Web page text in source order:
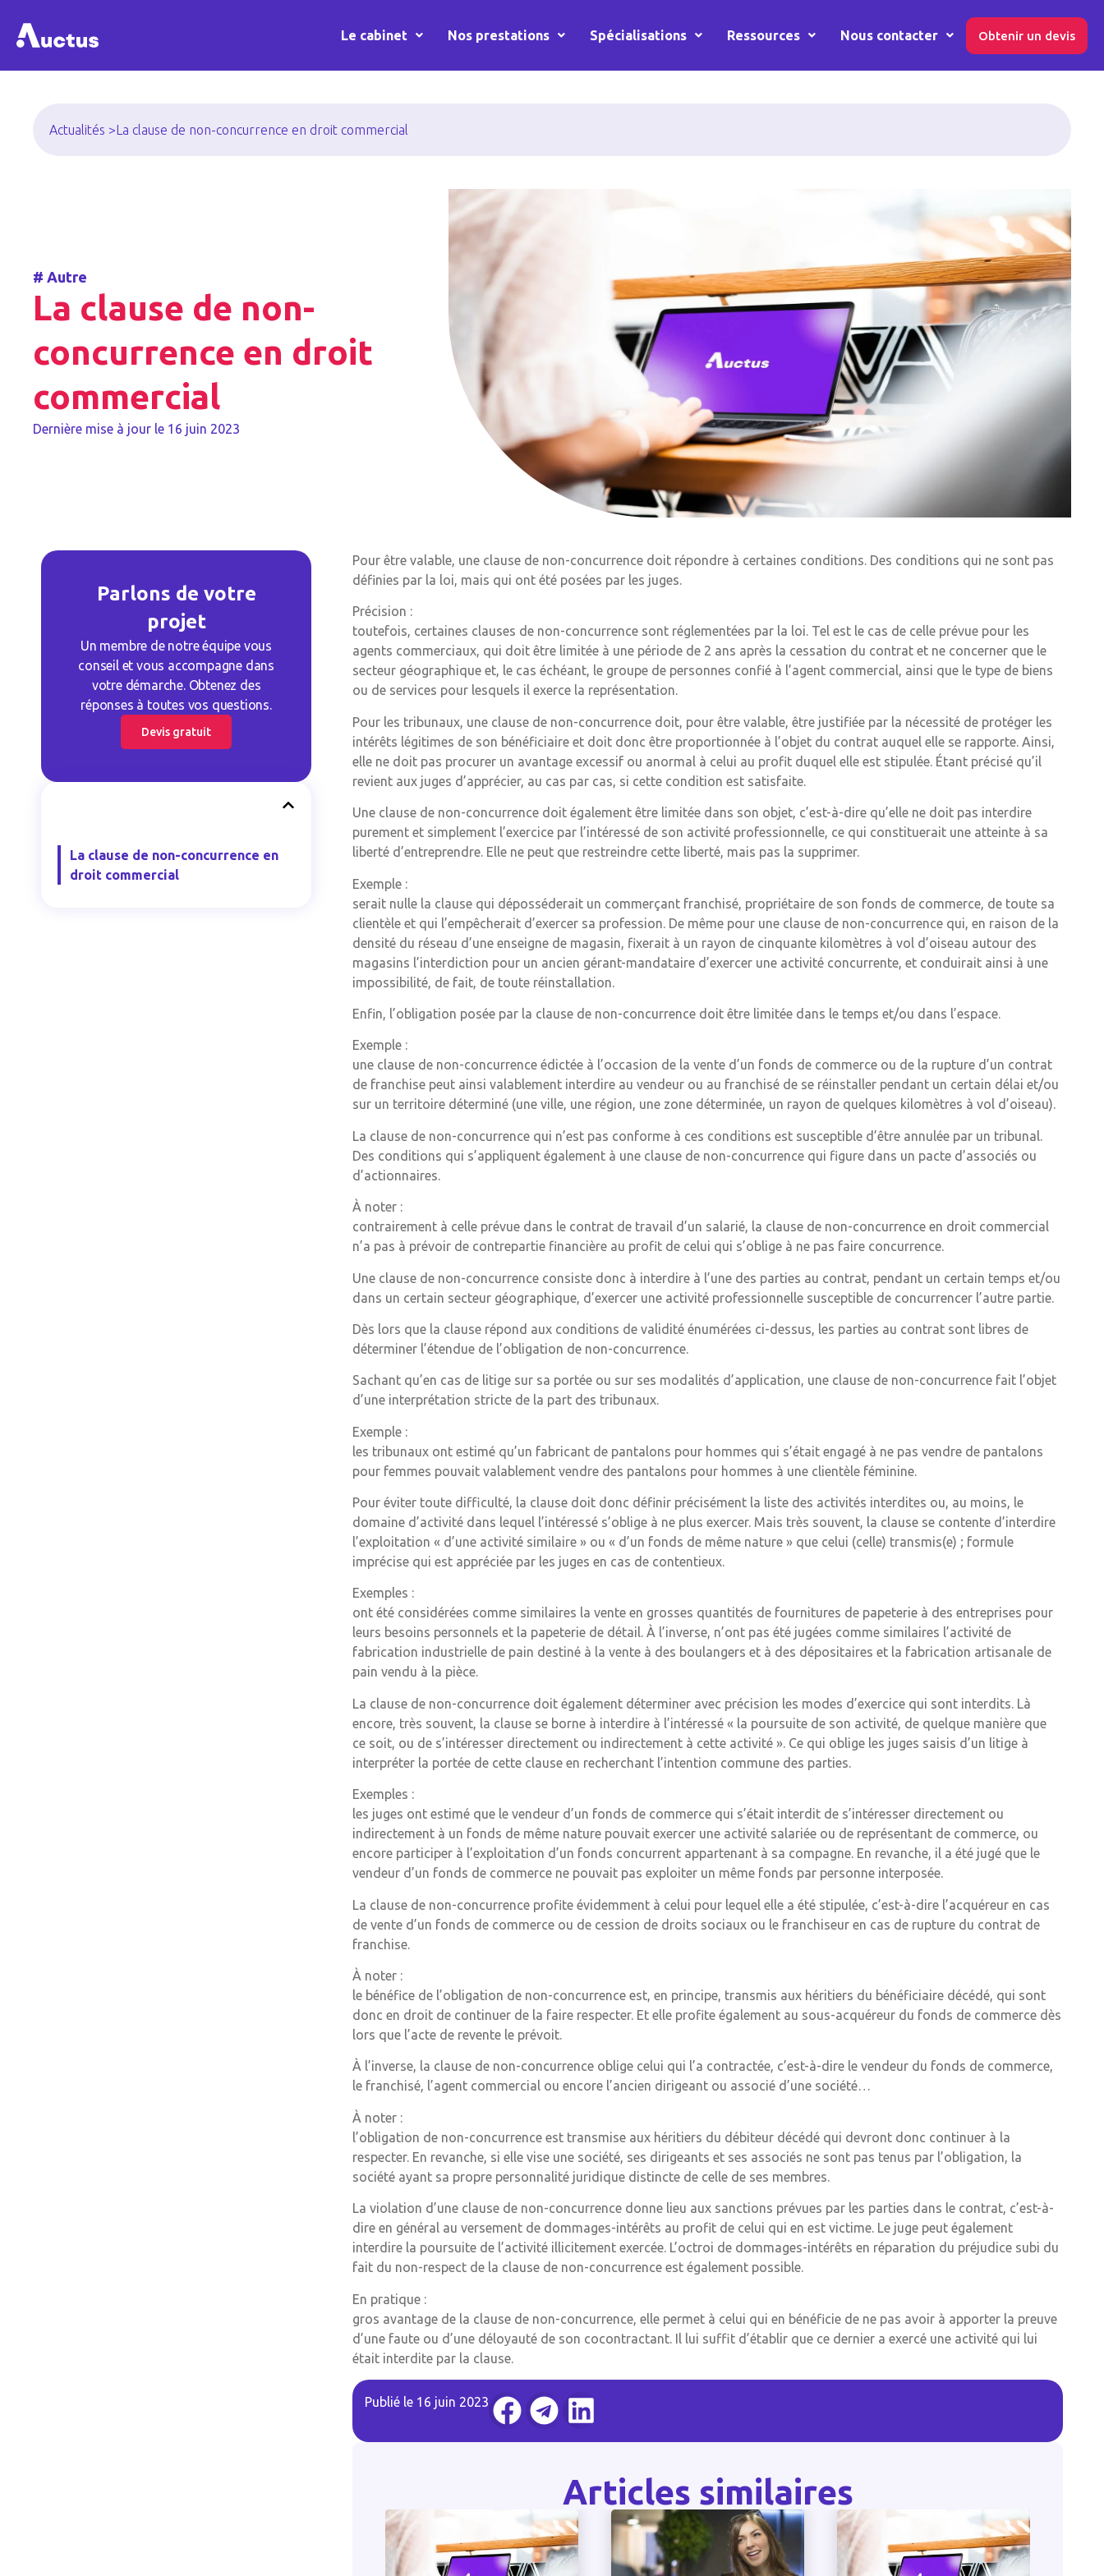
Le cabinet Nos prestations Spécialisations Ressources Nous contacter Obtenir un devis
Actualités >La clause de non-concurrence en droit commercial
# Autre
La clause de non-
concurrence en droit
commercial
Dernière mise à jour le 16 juin 2023
Parlons de votre
projet
Un membre de notre équipe vous
conseil et vous accompagne dans
votre démarche. Obtenez des
réponses à toutes vos questions.
Devis gratuit
La clause de non-concurrence en
droit commercial
Pour être valable, une clause de non-concurrence doit répondre à certaines conditions. Des conditions qui ne sont pas
définies par la loi, mais qui ont été posées par les juges.
Précision :
toutefois, certaines clauses de non-concurrence sont réglementées par la loi. Tel est le cas de celle prévue pour les
agents commerciaux, qui doit être limitée à une période de 2 ans après la cessation du contrat et ne concerner que le
secteur géographique et, le cas échéant, le groupe de personnes confié à l’agent commercial, ainsi que le type de biens
ou de services pour lesquels il exerce la représentation.
Pour les tribunaux, une clause de non-concurrence doit, pour être valable, être justifiée par la nécessité de protéger les
intérêts légitimes de son bénéficiaire et doit donc être proportionnée à l’objet du contrat auquel elle se rapporte. Ainsi,
elle ne doit pas procurer un avantage excessif ou anormal à celui au profit duquel elle est stipulée. Étant précisé qu’il
revient aux juges d’apprécier, au cas par cas, si cette condition est satisfaite.
Une clause de non-concurrence doit également être limitée dans son objet, c’est-à-dire qu’elle ne doit pas interdire
purement et simplement l’exercice par l’intéressé de son activité professionnelle, ce qui constituerait une atteinte à sa
liberté d’entreprendre. Elle ne peut que restreindre cette liberté, mais pas la supprimer.
Exemple :
serait nulle la clause qui déposséderait un commerçant franchisé, propriétaire de son fonds de commerce, de toute sa
clientèle et qui l’empêcherait d’exercer sa profession. De même pour une clause de non-concurrence qui, en raison de la
densité du réseau d’une enseigne de magasin, fixerait à un rayon de cinquante kilomètres à vol d’oiseau autour des
magasins l’interdiction pour un ancien gérant-mandataire d’exercer une activité concurrente, et conduirait ainsi à une
impossibilité, de fait, de toute réinstallation.
Enfin, l’obligation posée par la clause de non-concurrence doit être limitée dans le temps et/ou dans l’espace.
Exemple :
une clause de non-concurrence édictée à l’occasion de la vente d’un fonds de commerce ou de la rupture d’un contrat
de franchise peut ainsi valablement interdire au vendeur ou au franchisé de se réinstaller pendant un certain délai et/ou
sur un territoire déterminé (une ville, une région, une zone déterminée, un rayon de quelques kilomètres à vol d’oiseau).
La clause de non-concurrence qui n’est pas conforme à ces conditions est susceptible d’être annulée par un tribunal.
Des conditions qui s’appliquent également à une clause de non-concurrence qui figure dans un pacte d’associés ou
d’actionnaires.
À noter :
contrairement à celle prévue dans le contrat de travail d’un salarié, la clause de non-concurrence en droit commercial
n’a pas à prévoir de contrepartie financière au profit de celui qui s’oblige à ne pas faire concurrence.
Une clause de non-concurrence consiste donc à interdire à l’une des parties au contrat, pendant un certain temps et/ou
dans un certain secteur géographique, d’exercer une activité professionnelle susceptible de concurrencer l’autre partie.
Dès lors que la clause répond aux conditions de validité énumérées ci-dessus, les parties au contrat sont libres de
déterminer l’étendue de l’obligation de non-concurrence.
Sachant qu’en cas de litige sur sa portée ou sur ses modalités d’application, une clause de non-concurrence fait l’objet
d’une interprétation stricte de la part des tribunaux.
Exemple :
les tribunaux ont estimé qu’un fabricant de pantalons pour hommes qui s’était engagé à ne pas vendre de pantalons
pour femmes pouvait valablement vendre des pantalons pour hommes à une clientèle féminine.
Pour éviter toute difficulté, la clause doit donc définir précisément la liste des activités interdites ou, au moins, le
domaine d’activité dans lequel l’intéressé s’oblige à ne plus exercer. Mais très souvent, la clause se contente d’interdire
l’exploitation « d’une activité similaire » ou « d’un fonds de même nature » que celui (celle) transmis(e) ; formule
imprécise qui est appréciée par les juges en cas de contentieux.
Exemples :
ont été considérées comme similaires la vente en grosses quantités de fournitures de papeterie à des entreprises pour
leurs besoins personnels et la papeterie de détail. À l’inverse, n’ont pas été jugées comme similaires l’activité de
fabrication industrielle de pain destiné à la vente à des boulangers et à des dépositaires et la fabrication artisanale de
pain vendu à la pièce.
La clause de non-concurrence doit également déterminer avec précision les modes d’exercice qui sont interdits. Là
encore, très souvent, la clause se borne à interdire à l’intéressé « la poursuite de son activité, de quelque manière que
ce soit, ou de s’intéresser directement ou indirectement à cette activité ». Ce qui oblige les juges saisis d’un litige à
interpréter la portée de cette clause en recherchant l’intention commune des parties.
Exemples :
les juges ont estimé que le vendeur d’un fonds de commerce qui s’était interdit de s’intéresser directement ou
indirectement à un fonds de même nature pouvait exercer une activité salariée ou de représentant de commerce, ou
encore participer à l’exploitation d’un fonds concurrent appartenant à sa compagne. En revanche, il a été jugé que le
vendeur d’un fonds de commerce ne pouvait pas exploiter un même fonds par personne interposée.
La clause de non-concurrence profite évidemment à celui pour lequel elle a été stipulée, c’est-à-dire l’acquéreur en cas
de vente d’un fonds de commerce ou de cession de droits sociaux ou le franchiseur en cas de rupture du contrat de
franchise.
À noter :
le bénéfice de l’obligation de non-concurrence est, en principe, transmis aux héritiers du bénéficiaire décédé, qui sont
donc en droit de continuer de la faire respecter. Et elle profite également au sous-acquéreur du fonds de commerce dès
lors que l’acte de revente le prévoit.
À l’inverse, la clause de non-concurrence oblige celui qui l’a contractée, c’est-à-dire le vendeur du fonds de commerce,
le franchisé, l’agent commercial ou encore l’ancien dirigeant ou associé d’une société…
À noter :
l’obligation de non-concurrence est transmise aux héritiers du débiteur décédé qui devront donc continuer à la
respecter. En revanche, si elle vise une société, ses dirigeants et ses associés ne sont pas tenus par l’obligation, la
société ayant sa propre personnalité juridique distincte de celle de ses membres.
La violation d’une clause de non-concurrence donne lieu aux sanctions prévues par les parties dans le contrat, c’est-à-
dire en général au versement de dommages-intérêts au profit de celui qui en est victime. Le juge peut également
interdire la poursuite de l’activité illicitement exercée. L’octroi de dommages-intérêts en réparation du préjudice subi du
fait du non-respect de la clause de non-concurrence est également possible.
En pratique :
gros avantage de la clause de non-concurrence, elle permet à celui qui en bénéficie de ne pas avoir à apporter la preuve
d’une faute ou d’une déloyauté de son cocontractant. Il lui suffit d’établir que ce dernier a exercé une activité qui lui
était interdite par la clause.
Publié le 16 juin 2023
Articles similaires